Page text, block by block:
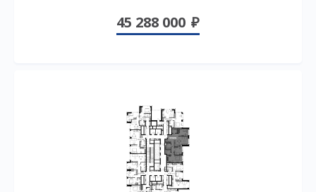
45 288 000